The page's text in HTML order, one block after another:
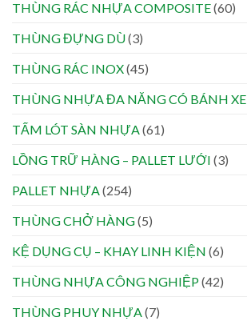
THÙNG RÁC NHỰA COMPOSITE(60)
THÙNG ĐỰNG DÙ(3)
THÙNG RÁC INOX(45)
THÙNG NHỰA ĐA NĂNG CÓ BÁNH XE
TẤM LÓT SÀN NHỰA(61)
LỒNG TRỮ HÀNG – PALLET LƯỚI (3)
PALLET NHỰA(254)
THÙNG CHỞ HÀNG(5)
KỆ DỤNG CỤ – KHAY LINH KIỆN (6)
THÙNG NHỰA CÔNG NGHIỆP(42)
THÙNG PHUY NHỰA(7)